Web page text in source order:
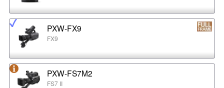
PXW-FX9
FX9
PXW-FS7M2
FS7 II